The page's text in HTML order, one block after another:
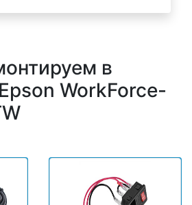
в
WorkForce-